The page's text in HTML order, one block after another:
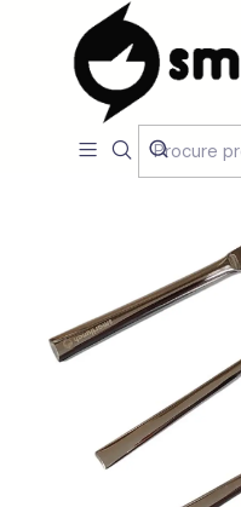
CARACTERISTICAS
Conjunto de Talheres Inox